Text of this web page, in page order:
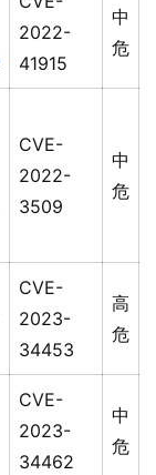
2022-
41915
中
危
CVE-
2022-
3509
中
危
CVE-
2023-
34453
高
危
CVE-
2023-
34462
中
危